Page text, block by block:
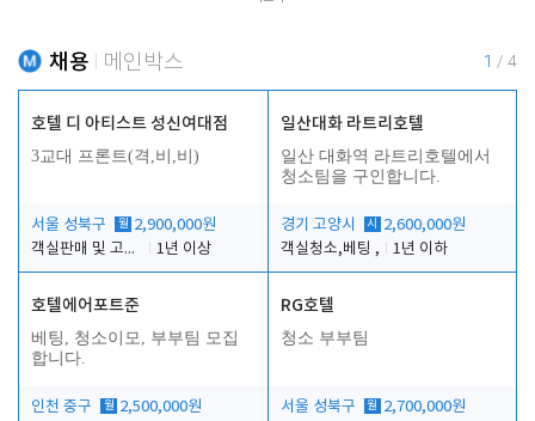
채용 메인박스 1 / 4
호텔 디 아티스트 성신여대점
3교대 프론트(격,비,비)
서울 성북구 월 2,900,000원
객실판매 및 고객응대
1년 이상
일산대화 라트리호텔
일산 대화역 라트리호텔에서
청소팀을 구인합니다.
경기 고양시 시
2,600,000원
객실청소,베팅 ,
1년 이하
호텔에어포트준
베팅, 청소이모, 부부팀 모집
합니다.
인천 중구 월 2,500,000원
RG호텔
청소 부부팀
서울 성북구 월 2,700,000원